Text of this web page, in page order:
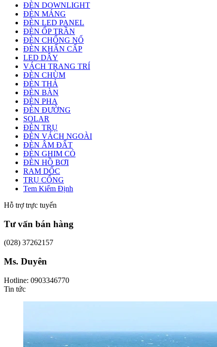
ĐÈN DOWNLIGHT
ĐÈN MÁNG
ĐÈN LED PANEL
ĐÈN ỐP TRẦN
ĐÈN CHỐNG NỔ
ĐÈN KHẨN CẤP
LED DÂY
VÁCH TRANG TRÍ
ĐÈN CHÙM
ĐÈN THẢ
ĐÈN BÀN
ĐÈN PHA
ĐÈN ĐƯỜNG
SOLAR
ĐÈN TRỤ
ĐÈN VÁCH NGOÀI
ĐÈN ÂM ĐẤT
ĐÈN GHIM CỎ
ĐÈN HỒ BƠI
RAM DỐC
TRỤ CỔNG
Tem Kiểm Định
Hỗ trợ trực tuyến
Tư vấn bán hàng
(028) 37262157
Ms. Duyên
Hotline: 0903346770
Tin tức